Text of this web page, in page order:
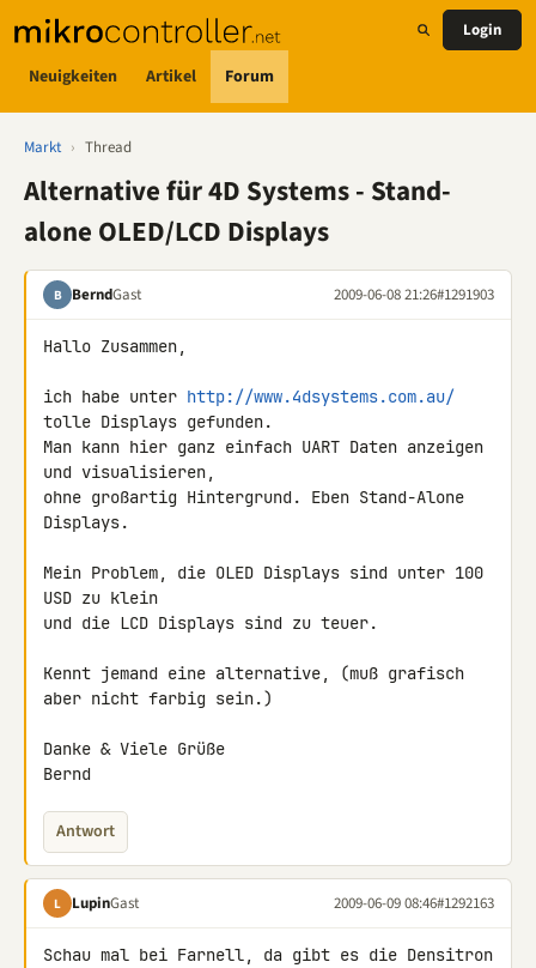
Neuigkeiten Artikel Forum
Login
Markt › Thread
Alternative für 4D Systems - Stand-
alone OLED/LCD Displays
B BerndGast 2009-06-08 21:26#1291903
Hallo Zusammen,
ich habe unter http://www.4dsystems.com.au/
tolle Displays gefunden.
Man kann hier ganz einfach UART Daten anzeigen
und visualisieren,
ohne großartig Hintergrund. Eben Stand-Alone
Displays.
Mein Problem, die OLED Displays sind unter 100
USD zu klein
und die LCD Displays sind zu teuer.
Kennt jemand eine alternative, (muß grafisch
aber nicht farbig sein.)
Danke & Viele Grüße
Bernd
Antwort
L LupinGast 2009-06-09 08:46#1292163
Schau mal bei Farnell, da gibt es die Densitron